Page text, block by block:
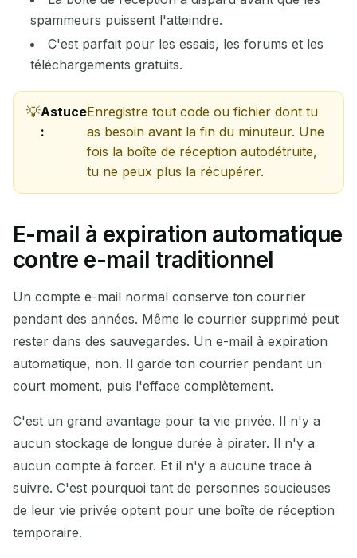
spammeurs puissent l'atteindre.
C'est parfait pour les essais, les forums et les
téléchargements gratuits.
Astuce
:
Enregistre tout code ou fichier dont tu
as besoin avant la fin du minuteur. Une
fois la boîte de réception autodétruite,
tu ne peux plus la récupérer.
E-mail à expiration automatique
contre e-mail traditionnel
Un compte e-mail normal conserve ton courrier
pendant des années. Même le courrier supprimé peut
rester dans des sauvegardes. Un e-mail à expiration
automatique, non. Il garde ton courrier pendant un
court moment, puis l'efface complètement.
C'est un grand avantage pour ta vie privée. Il n'y a
aucun stockage de longue durée à pirater. Il n'y a
aucun compte à forcer. Et il n'y a aucune trace à
suivre. C'est pourquoi tant de personnes soucieuses
de leur vie privée optent pour une boîte de réception
temporaire.